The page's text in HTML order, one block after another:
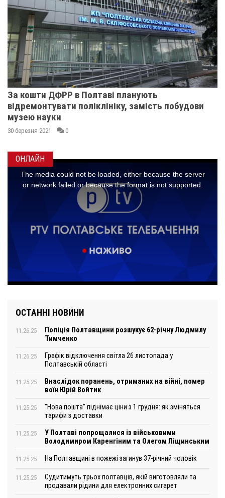
ОНЛАЙН
ОСТАННІ НОВИНИ
11.26.25
Поліція Полтавщини розшукує 62-річну Людмилу
Тимченко
11.26.25
Графік відключення світла 26 листопада у
Полтавській області
11.25.25
Внаслідок поранень, отриманих на війні, помер
воїн Юрій Войтик
11.25.25
"Нова пошта" піднімає ціни з 1 грудня: як зміняться
тарифи з доставки
11.25.25
У Полтаві попрощалися із військовими
Володимиром Каренгіним та Олегом Ліщинським
11.25.25 На Полтавщині в пожежі загинув 37-річний чоловік
11.25.25
Судитимуть трьох полтавців, якій виготовляли та
продавали рідини для електронних сигарет
За кошти ДФРР в Полтаві планують
відремонтувати поліклініку, замість побудови
музею науки
30 березня 2021 0